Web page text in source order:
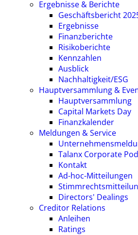
Ergebnisse & Berichte
Geschäftsbericht
Ergebnisse
Finanzberichte
Risikoberichte
Kennzahlen
Ausblick
Nachhaltigkeit/ESG
Hauptversammlung &
Hauptversammlung
Capital Markets Day
Finanzkalender
Meldungen & Service
Talanx Corporate
Kontakt
Ad-hoc-Mitteilungen
Directors' Dealings
Creditor Relations
Anleihen
Ratings